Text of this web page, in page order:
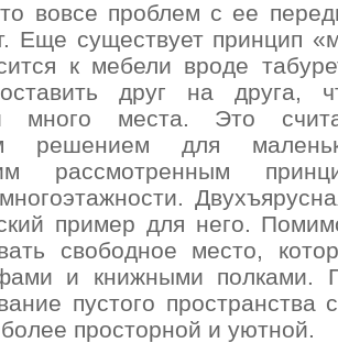
вовсе проблем с ее
Еще существует принцип
к мебели вроде
друг на друга,
много места. Это
решением для
рассмотренным
пример для него.
свободное место,
и книжными полками.
пустого пространства
просторной и уютной.